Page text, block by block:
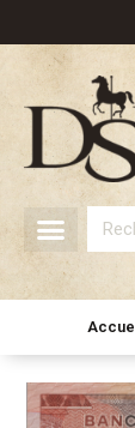
contenu